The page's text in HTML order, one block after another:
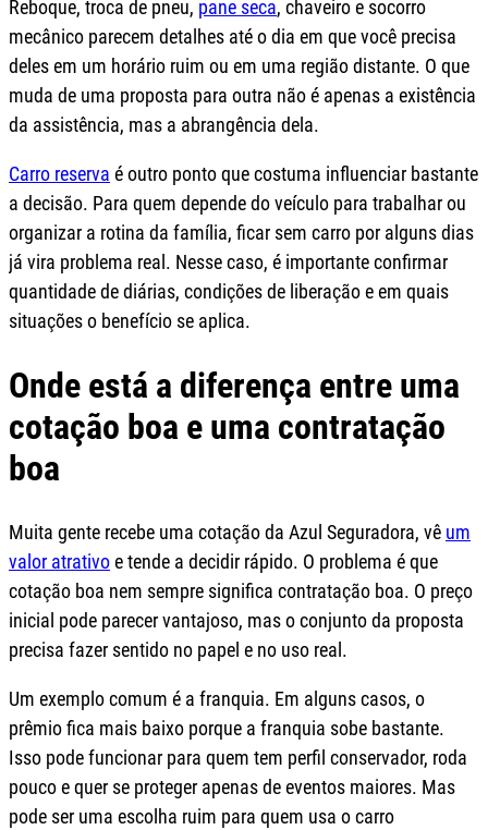
Reboque, troca de pneu, pane seca, chaveiro e socorro
mecânico parecem detalhes até o dia em que você precisa
deles em um horário ruim ou em uma região distante. O que
muda de uma proposta para outra não é apenas a existência
da assistência, mas a abrangência dela.
Carro reserva é outro ponto que costuma influenciar bastante
a decisão. Para quem depende do veículo para trabalhar ou
organizar a rotina da família, ficar sem carro por alguns dias
já vira problema real. Nesse caso, é importante confirmar
quantidade de diárias, condições de liberação e em quais
situações o benefício se aplica.
Onde está a diferença entre uma
cotação boa e uma contratação
boa
Muita gente recebe uma cotação da Azul Seguradora, vê um
valor atrativoe tende a decidir rápido. O problema é que
cotação boa nem sempre significa contratação boa. O preço
inicial pode parecer vantajoso, mas o conjunto da proposta
precisa fazer sentido no papel e no uso real.
Um exemplo comum é a franquia. Em alguns casos, o
prêmio fica mais baixo porque a franquia sobe bastante.
Isso pode funcionar para quem tem perfil conservador, roda
pouco e quer se proteger apenas de eventos maiores. Mas
pode ser uma escolha ruim para quem usa o carro